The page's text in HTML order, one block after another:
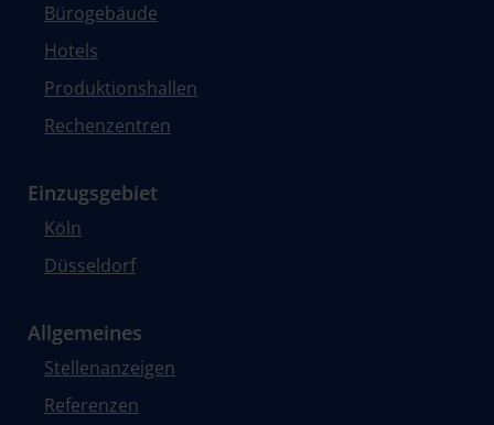
Bürogebäude
Hotels
Produktionshallen
Rechenzentren
Einzugsgebiet
Köln
Düsseldorf
Allgemeines
Stellenanzeigen
Referenzen